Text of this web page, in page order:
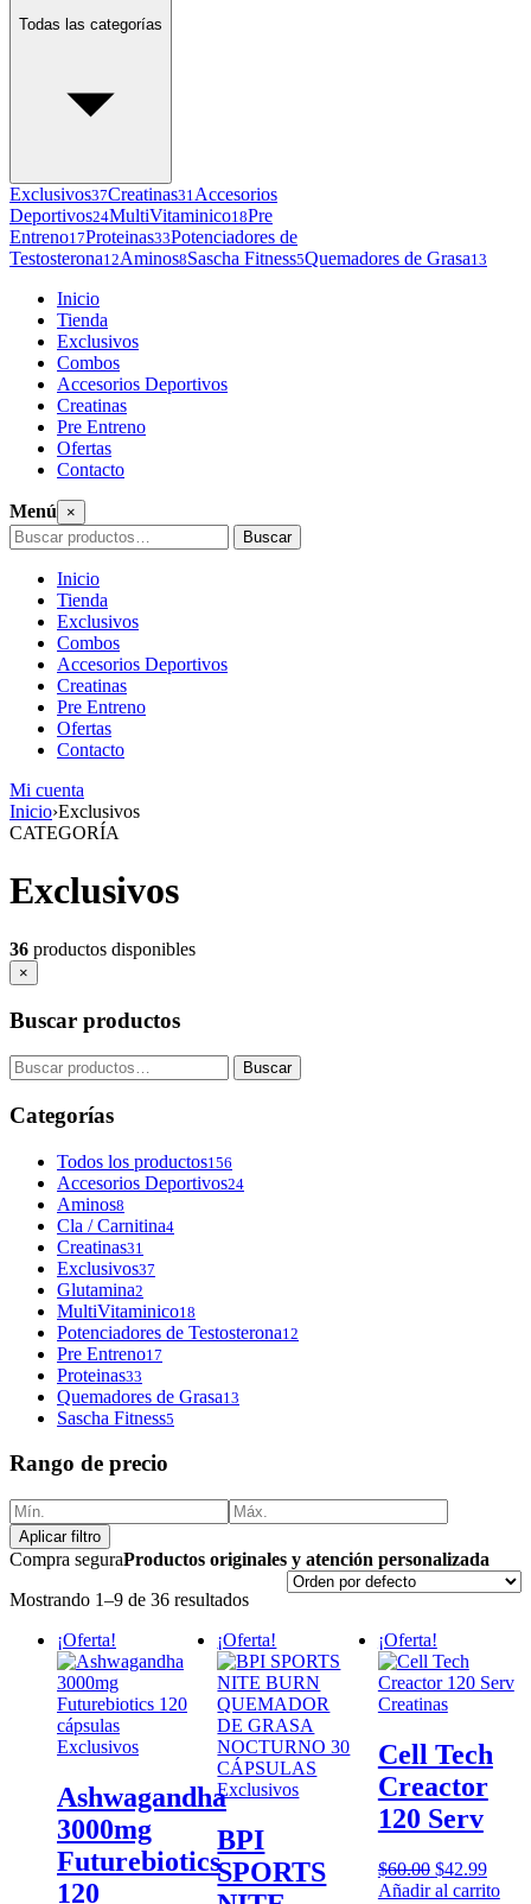
Todas las categorías
Exclusivos37Creatinas31Accesorios
Deportivos24MultiVitaminico18Pre
Entreno17Proteinas33Potenciadores de
Testosterona12Aminos8Sascha Fitness5Quemadores de Grasa13
Inicio
Tienda
Exclusivos
Combos
Accesorios Deportivos
Creatinas
Pre Entreno
Ofertas
Contacto
Menú ×
Buscar
por:
Buscar
Inicio
Tienda
Exclusivos
Combos
Accesorios Deportivos
Creatinas
Pre Entreno
Ofertas
Contacto
Mi cuenta
Saltar
al
Inicio›Exclusivos
CATEGORÍA
Exclusivos
36 productos disponibles
×
Buscar productos
Buscar
por:
Buscar
Categorías
Todos los productos156
Accesorios Deportivos24
Aminos8
Cla / Carnitina4
Creatinas31
Exclusivos37
Glutamina2
MultiVitaminico18
Potenciadores de Testosterona12
Pre Entreno17
Proteinas33
Quemadores de Grasa13
Sascha Fitness5
Rango de precio
Aplicar filtro
Compra seguraProductos originales y atención personalizada
Mostrando 1–9 de 36 resultados
¡Oferta!
Exclusivos
Ashwagandha
3000mg
Futurebiotics
120
¡Oferta!
Exclusivos
BPI
SPORTS
¡Oferta!
Creatinas
Cell Tech
Creactor
120 Serv
$60.00 Original
price
$42.99
price
Añadir al carrito